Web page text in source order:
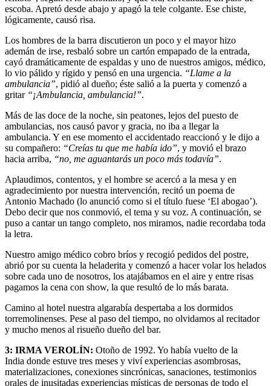
escoba. Apretó desde abajo y apagó la tele colgante. Ese chiste,
lógicamente, causó risa.
Los hombres de la barra discutieron un poco y el mayor hizo
ademán de irse, resbaló sobre un cartón empapado de la entrada,
cayó dramáticamente de espaldas y uno de nuestros amigos, médico,
lo vio pálido y rígido y pensó en una urgencia. “Llame a la
ambulancia”, pidió al dueño; éste salió a la puerta y comenzó a
gritar “¡Ambulancia, ambulancia!”.
Más de las doce de la noche, sin peatones, lejos del puesto de
ambulancias, nos causó pavor y gracia, no iba a llegar la
ambulancia. Y en ese momento el accidentado reaccionó y le dijo a
su compañero: “Creías tu que me había ido”, y movió el brazo
hacia arriba, “no, me aguantarás un poco más todavía”.
Aplaudimos, contentos, y el hombre se acercó a la mesa y en
agradecimiento por nuestra intervención, recitó un poema de
Antonio Machado (lo anunció como si el título fuese ‘El abogao’).
Debo decir que nos conmovió, el tema y su voz. A continuación, se
puso a cantar un tango completo, nos miramos, nadie recordaba toda
la letra.
Nuestro amigo médico cobro bríos y recogió pedidos del postre,
abrió por su cuenta la heladerita y comenzó a hacer volar los helados
sobre cada uno de nosotros, los atajábamos en el aire y entre risas
pagamos la cena con show, la que resultó de lo más barata.
Camino al hotel nuestra algarabía despertaba a los dormidos
torremolinenses. Pese al paso del tiempo, no olvidamos al recitador
y mucho menos al risueño dueño del bar.
3: IRMA VEROLÍN: Otoño de 1992. Yo había vuelto de la
India donde estuve tres meses y viví experiencias asombrosas,
materializaciones, conexiones sincrónicas, sanaciones, testimonios
orales de inusitadas experiencias místicas de personas de todo el